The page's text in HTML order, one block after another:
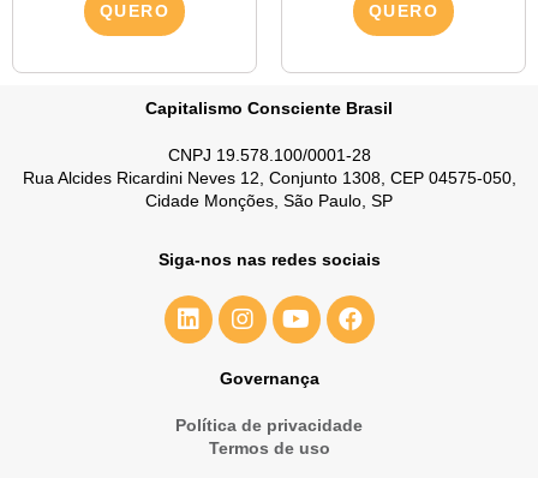
QUERO QUERO
Capitalismo Consciente Brasil
CNPJ 19.578.100/0001-28
Rua Alcides Ricardini Neves 12, Conjunto 1308, CEP 04575-050,
Cidade Monções, São Paulo, SP
Siga-nos nas redes sociais
Governança
Política de privacidade
Termos de uso